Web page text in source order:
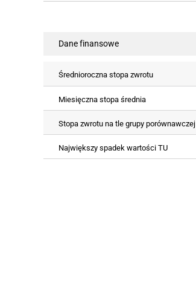
Dane finansowe
Średnioroczna stopa zwrotu
Miesięczna stopa średnia
Stopa zwrotu na tle grupy porównawczej
Największy spadek wartości TU